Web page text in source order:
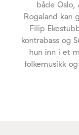
både
Rogaland kan
Filip
kontrabass og
hun inn i et
folkemusikk